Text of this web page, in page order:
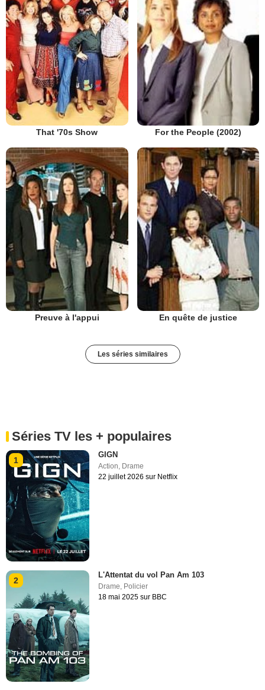
That '70s Show For the People (2002)
Preuve à l'appui En quête de justice
Les séries similaires
Séries TV les + populaires
1
GIGN
Action, Drame
22 juillet 2026 sur Netflix
2
L'Attentat du vol Pan Am 103
Drame, Policier
18 mai 2025 sur BBC